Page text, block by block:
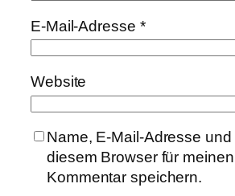
E-Mail-Adresse *
Website
Name, E-Mail-Adresse
diesem Browser für
Kommentar speichern.